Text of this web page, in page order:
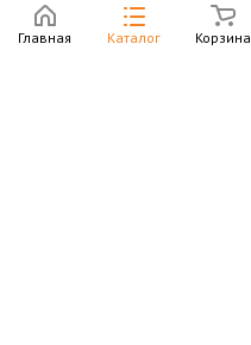
Главная Каталог Корзина